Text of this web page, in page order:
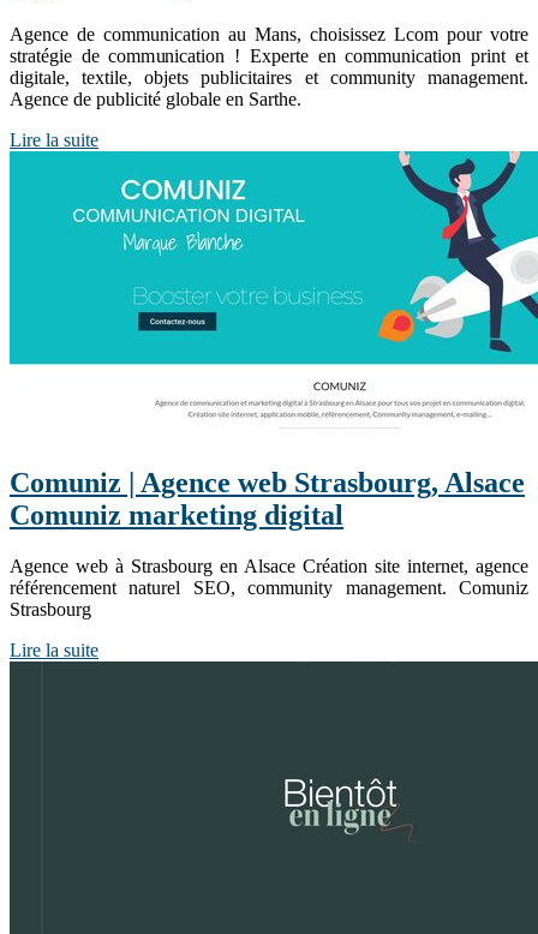
Agence de communication au Mans, choisissez Lcom pour votre
stratégie de communication ! Experte en communication print et
digitale, textile, objets publicitaires et community management.
Agence de publicité globale en Sarthe.
Lire la suite
Comuniz | Agence web Strasbourg, Alsace
Comuniz marketing digital
Agence web à Strasbourg en Alsace Création site internet, agence
référencement naturel SEO, community management. Comuniz
Strasbourg
Lire la suite